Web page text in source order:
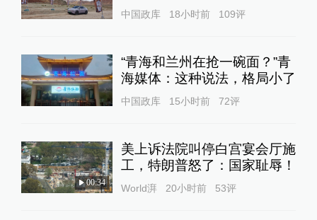
中国政库 18小时前 109评
“青海和兰州在抢一碗面？”青
海媒体：这种说法，格局小了
中国政库 15小时前 72评
00:34
美上诉法院叫停白宫宴会厅施
工，特朗普怒了：国家耻辱！
World湃 20小时前 53评